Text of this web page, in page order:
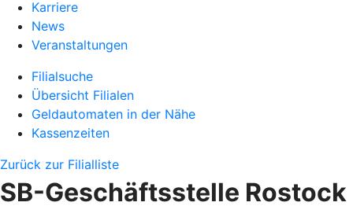
Karriere
News
Veranstaltungen
Filialsuche
Übersicht Filialen
Geldautomaten in der Nähe
Kassenzeiten
Zurück zur Filialliste
SB-Geschäftsstelle Rostock